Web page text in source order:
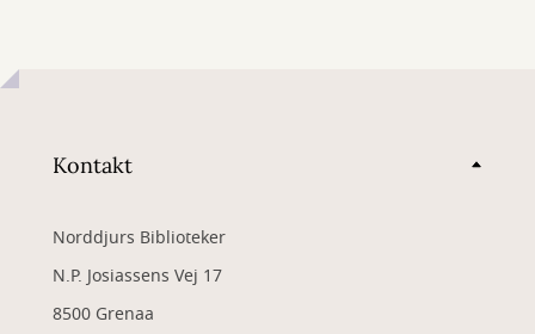
Kontakt
Norddjurs Biblioteker
N.P. Josiassens Vej 17
8500 Grenaa